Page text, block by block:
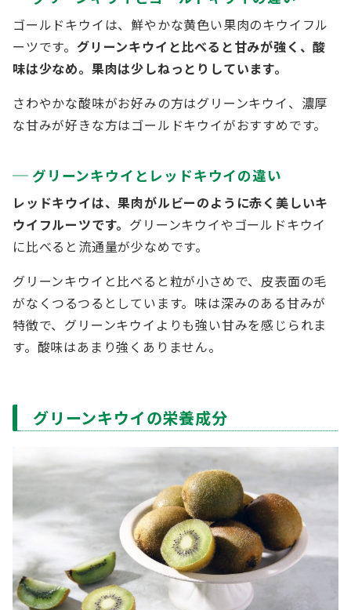
ゴールドキウイは、鮮やかな黄色い果肉のキウイフル
ーツです。 グリーンキウイと比べると甘みが強く、酸
味は少なめ。果肉は少しねっとりしています。
さわやかな酸味がお好みの方はグリーンキウイ、濃厚
な甘みが好きな方はゴールドキウイがおすすめです。
グリーンキウイとレッドキウイの違い
レッドキウイは、果肉がルビーのように赤く美しいキ
ウイフルーツです。 グリーンキウイやゴールドキウイ
に比べると流通量が少なめです。
グリーンキウイと比べると粒が小さめで、皮表面の毛
がなくつるつるとしています。味は深みのある甘みが
特徴で、グリーンキウイよりも強い甘みを感じられま
す。酸味はあまり強くありません。
グリーンキウイの栄養成分